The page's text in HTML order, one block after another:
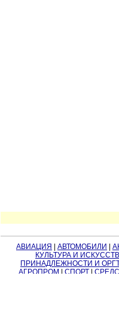
АВИАЦИЯ АВТОМОБИЛИ
КУЛЬТУРА И
ПРИНАДЛЕЖНОСТИ И
АГРОПРОМ | СПОРТ|